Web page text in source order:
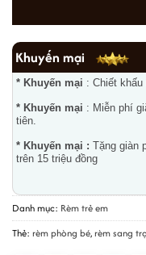
Khuyến mại
* Khuyến mại : Chiết
* Khuyến mại : Miễn phí
tiên.
* Khuyến mại : Tặng giàn
trên 15 triệu đồng
Danh mục: Rèm trẻ em
Thẻ: rèm phòng bé,rèm sang